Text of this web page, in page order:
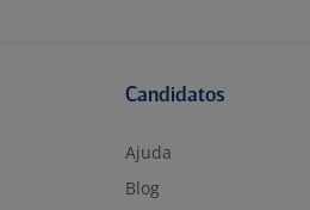
Candidatos
Ajuda
Blog